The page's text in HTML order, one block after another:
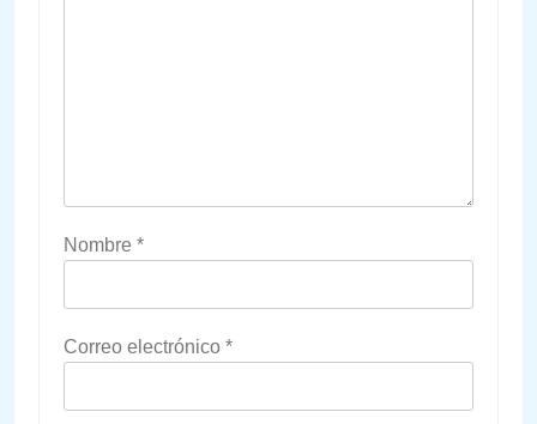
Nombre *
Correo electrónico *